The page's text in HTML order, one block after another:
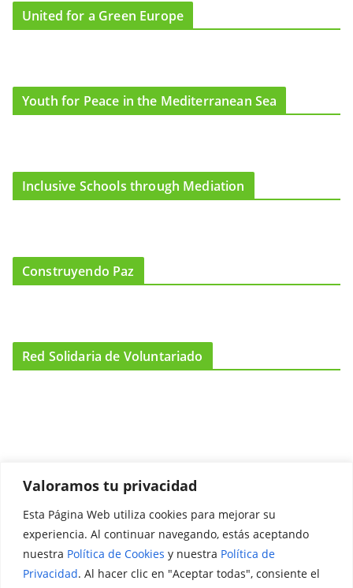
Valoramos tu privacidad
Esta Página Web utiliza cookies para mejorar su
experiencia. Al continuar navegando, estás aceptando
nuestra Política de Cookies y nuestra Política de
Privacidad. Al hacer clic en "Aceptar todas", consiente el
United for a Green Europe
Youth for Peace in the Mediterranean Sea
Inclusive Schools through Mediation
Construyendo Paz
Red Solidaria de Voluntariado
Promociónate
Legal